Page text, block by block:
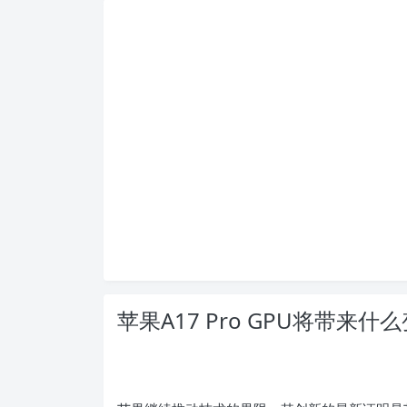
苹果A17 Pro GPU将带来什